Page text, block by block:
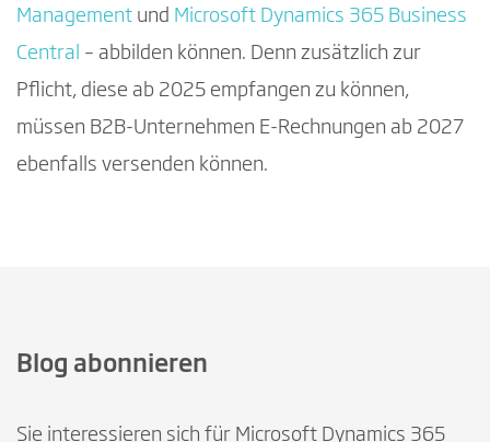
Management und Microsoft Dynamics 365 Business
Central – abbilden können. Denn zusätzlich zur
Pflicht, diese ab 2025 empfangen zu können,
müssen B2B-Unternehmen E-Rechnungen ab 2027
ebenfalls versenden können.
Blog abonnieren
Sie interessieren sich für Microsoft Dynamics 365